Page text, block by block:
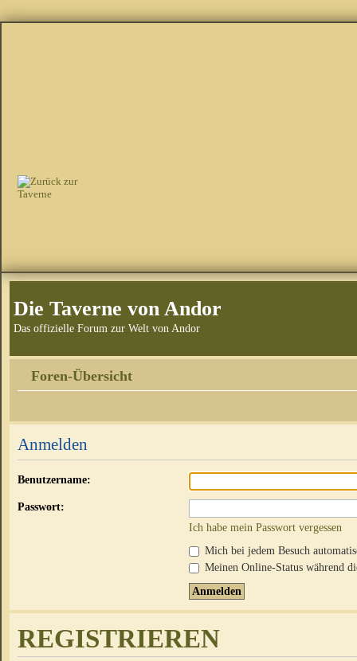
Die Taverne von Andor
Das offizielle Forum zur Welt von Andor
Foren-Übersicht
Anmelden
Benutzername:
Passwort:
Ich habe mein Passwort vergessen
Mich bei jedem Besuch
Meinen Online-Status während
REGISTRIEREN